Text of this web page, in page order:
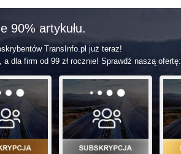
90% artykułu.
TransInfo.pl już teraz!
dla firm od 99 zł rocznie! Sprawdź naszą ofertę: